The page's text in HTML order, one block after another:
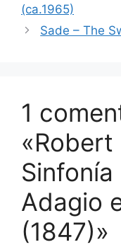
(ca.1965)
Sade – The
1
«Robert
Sinfonía
Adagio
(1847)»